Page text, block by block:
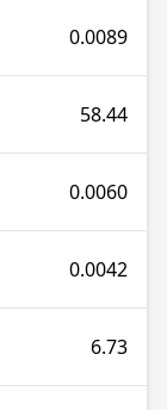
0.0089
58.44
0.0060
0.0042
6.73